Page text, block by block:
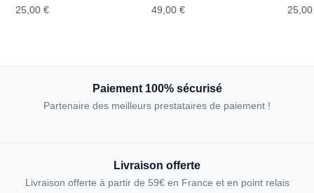
25,00 € 49,00 €
Paiement 100% sécurisé
Partenaire des meilleurs prestataires de paiement !
Livraison offerte
Livraison offerte à partir de 59€ en France et en point relais